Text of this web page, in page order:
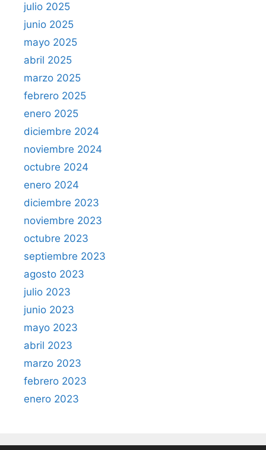
julio 2025
junio 2025
mayo 2025
abril 2025
marzo 2025
febrero 2025
enero 2025
diciembre 2024
noviembre 2024
octubre 2024
enero 2024
diciembre 2023
noviembre 2023
octubre 2023
septiembre 2023
agosto 2023
julio 2023
junio 2023
mayo 2023
abril 2023
marzo 2023
febrero 2023
enero 2023